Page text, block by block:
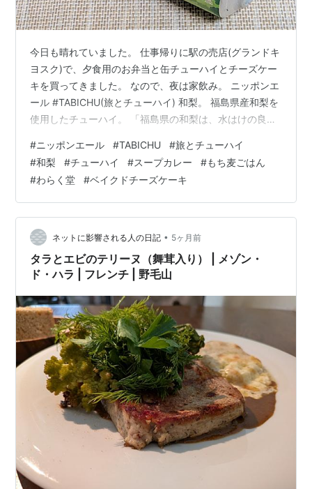
今日も晴れていました。 仕事帰りに駅の売店(グランドキ
ヨスク)で、夕食用のお弁当と缶チューハイとチーズケー
キを買ってきました。 なので、夜は家飲み。 ニッポンエ
ール #TABICHU(旅とチューハイ) 和梨。 福島県産和梨を
使用したチューハイ。 「福島県の和梨は、水はけの良い
徴。 SDGsの取り組みの一環として、変形・傷などによ
り流通できなかった和梨を主に使用している」とのこ
と。 原材料名は和梨ピューレ(和梨(福島県産))、ウォッ
カ、砂糖(国内製造)、果糖ぶどう糖液糖／炭酸、酸味料、
香料。 アルコール分は3%。 内容量は350ml。 販売者は
東…
#ニッポンエール #TABICHU #旅とチューハイ
#和梨 #チューハイ #スープカレー #もち麦ごはん
#わらく堂 #ベイクドチーズケーキ
ネットに影響される人の日記 • 5ヶ月前
タラとエビのテリーヌ（舞茸入り） | メゾン・
ド・ハラ | フレンチ | 野毛山